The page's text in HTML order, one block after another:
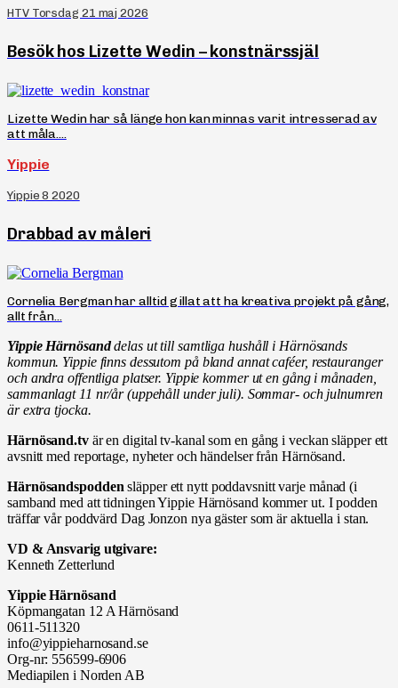
HTV Torsdag 21 maj 2026
Besök hos Lizette Wedin – konstnärssjäl
Lizette Wedin har så länge hon kan minnas varit intresserad av
att måla....
Yippie
Yippie 8 2020
Drabbad av måleri
Cornelia Bergman har alltid gillat att ha kreativa projekt på gång,
allt från...
Yippie Härnösanddelas ut till samtliga hushåll i Härnösands
kommun. Yippie finns dessutom på bland annat caféer, restauranger
och andra offentliga platser. Yippie kommer ut en gång i månaden,
sammanlagt 11 nr/år (uppehåll under juli). Sommar- och julnumren
är extra tjocka.
Härnösand.tv är en digital tv-kanal som en gång i veckan släpper ett
avsnitt med reportage, nyheter och händelser från Härnösand.
Härnösandspoddensläpper ett nytt poddavsnitt varje månad (i
samband med att tidningen Yippie Härnösand kommer ut. I podden
träffar vår poddvärd Dag Jonzon nya gäster som är aktuella i stan.
VD & Ansvarig utgivare:
Kenneth Zetterlund
Yippie Härnösand
Köpmangatan 12 A Härnösand
0611-511320
info@yippieharnosand.se
Org-nr: 556599-6906
Mediapilen i Norden AB